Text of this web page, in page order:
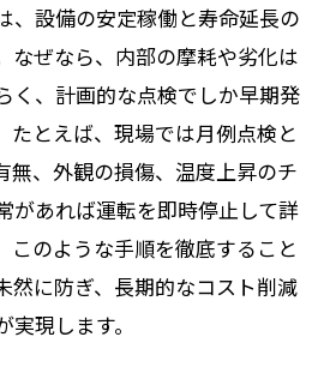
録が寿命延長に役立つ理由
データの分析で得られる知
ーター故障予防に与える影
かした保守計画の立て方
管理を効率化する具体策
働を支える点検スケジュー
、設備の安定稼働と寿命延長の
なぜなら、内部の摩耗や劣化は
く、計画的な点検でしか早期発
たとえば、現場では月例点検と
無、外観の損傷、温度上昇のチ
があれば運転を即時停止して詳
このような手順を徹底すること
然に防ぎ、長期的なコスト削減
現します。